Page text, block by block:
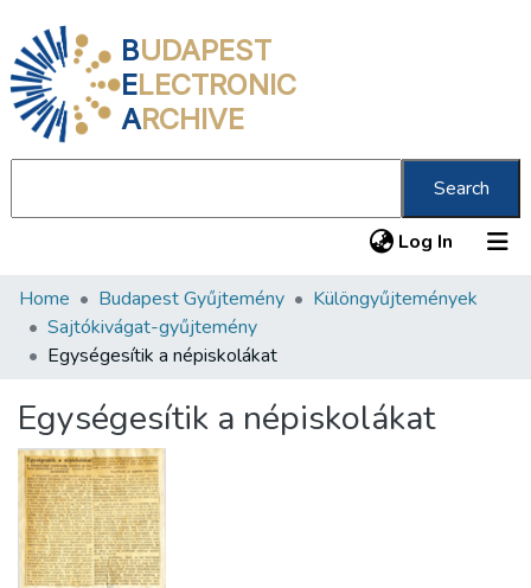
BUDAPEST
ELECTRONIC
ARCHIVE
Search
Log In (current)
Communities & Collections
All of DSpace
About us
Home Budapest Gyűjtemény
Különgyűjtemények
Sajtókivágat-gyűjtemény
Egységesítik a népiskolákat
Egységesítik a népiskolákat